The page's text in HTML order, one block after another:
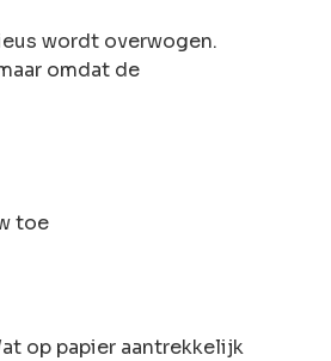
wordt overwogen.
omdat de
toe
op papier aantrekkelijk